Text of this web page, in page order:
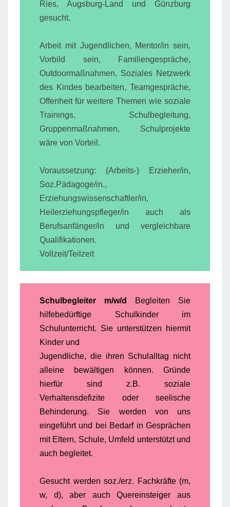
Ries, Augsburg-Land und Günzburg
gesucht.
Arbeit mit Jugendlichen, Mentor/in sein,
Vorbild sein, Familiengespräche,
Outdoormaßnahmen, Soziales Netzwerk
des Kindes bearbeiten, Teamgespräche,
Offenheit für weitere Themen wie soziale
Trainings, Schulbegleitung,
Gruppenmaßnahmen, Schulprojekte
wäre von Vorteil.
Voraussetzung: (Arbeits-) Erzieher/in,
Soz.Pädagoge/in.,
Erziehungswissenschaftler/in,
Heilerziehungspfleger/in auch als
Berufsanfänger/in und vergleichbare
Qualifikationen.
Vollzeit/Teilzeit
Schulbegleiter m/w/d
Begleiten Sie
hilfebedürftige Schulkinder im
Schulunterricht. Sie unterstützen hiermit
Kinder und
Jugendliche, die ihren Schulalltag nicht
alleine bewältigen können. Gründe
hierfür sind z.B. soziale
Verhaltensdefizite oder seelische
Behinderung. Sie werden von uns
eingeführt und bei Bedarf in Gesprächen
mit Eltern, Schule, Umfeld unterstützt und
auch begleitet.
Gesucht werden soz./erz. Fachkräfte (m,
w, d), aber auch Quereinsteiger aus